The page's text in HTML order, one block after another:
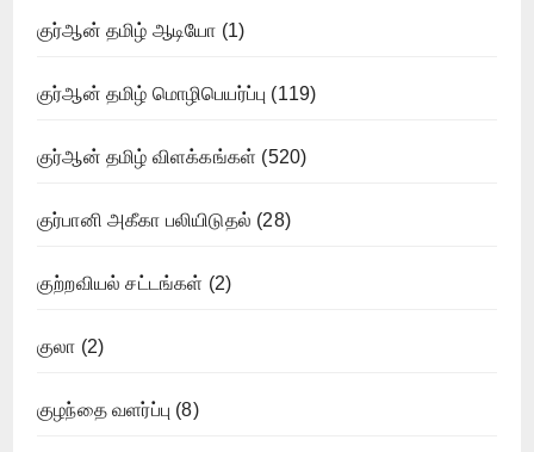
குர்ஆன் தமிழ் ஆடியோ (1)
குர்ஆன் தமிழ் மொழிபெயர்ப்பு (119)
குர்ஆன் தமிழ் விளக்கங்கள் (520)
குர்பானி அகீகா பலியிடுதல் (28)
குற்றவியல் சட்டங்கள் (2)
குலா (2)
குழந்தை வளர்ப்பு (8)